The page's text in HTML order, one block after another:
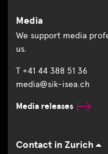
Media
We support media
us.
T +41 44 388 51 36
media@sik-isea.ch
Media releases
Contact in Zurich